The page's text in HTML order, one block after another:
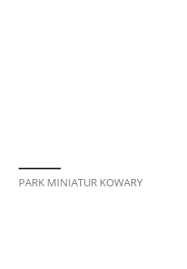
PARK MINIATUR KOWARY